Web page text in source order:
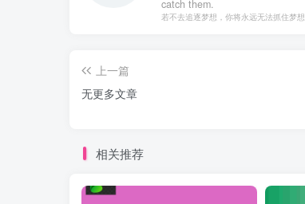
catch them.
若不去追逐梦想，你将永远无法抓住梦想
上一篇
无更多文章
相关推荐